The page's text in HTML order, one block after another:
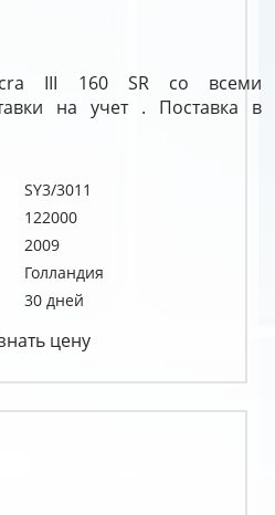
III 160 SR со всеми
на учет . Поставка в
SY3/3011
122000
2009
Голландия
30 дней
цену